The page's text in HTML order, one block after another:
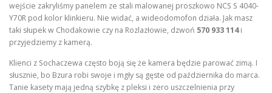
wejście zakryliśmy panelem ze stali malowanej proszkowo NCS S 4040-
Y70R pod kolor klinkieru. Nie widać, a wideodomofon działa. Jak masz
taki słupek w Chodakowie czy na Rozlazłowie, dzwoń 570 933 114i
przyjedziemy z kamerą.
Klienci z Sochaczewa często boją się że kamera będzie parować zimą. I
słusznie, bo Bzura robi swoje i mgły są gęste od października do marca.
Tanie kasety mają jedną szybkę z pleksi i zero uszczelnienia przy